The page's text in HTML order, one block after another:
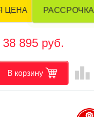
ЦЕНА РАССРОЧКА
38 895 руб.
В корзину leaderboard